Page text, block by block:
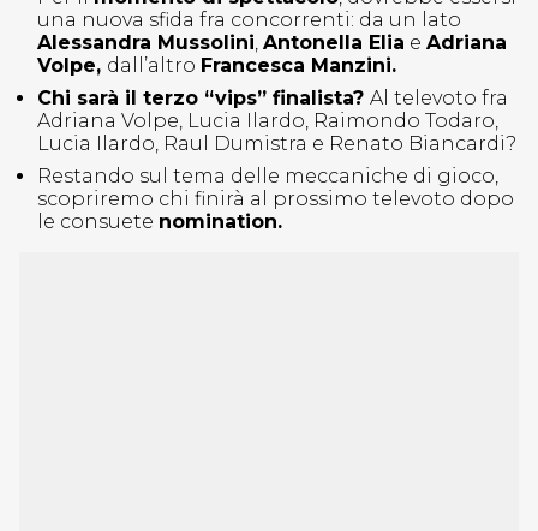
una nuova sfida fra concorrenti: da un lato
Alessandra Mussolini, Antonella Elia e Adriana
Volpe, dall’altro Francesca Manzini.
Chi sarà il terzo “vips” finalista? Al televoto fra
Adriana Volpe, Lucia Ilardo, Raimondo Todaro,
Lucia Ilardo, Raul Dumistra e Renato Biancardi?
Restando sul tema delle meccaniche di gioco,
scopriremo chi finirà al prossimo televoto dopo
le consuete nomination.